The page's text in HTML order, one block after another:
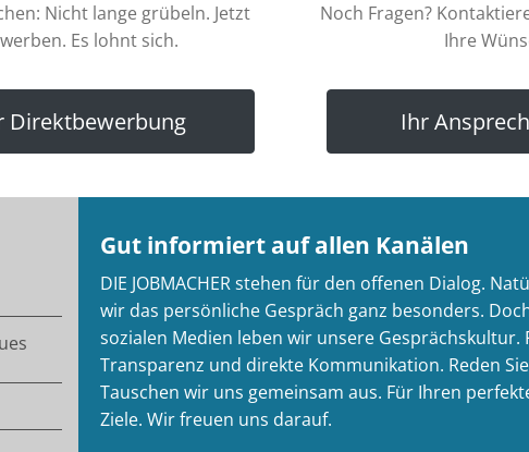
Nicht lange grübeln. Jetzt
Es lohnt sich.
Direktbewerbung
Noch Fragen?
Ihre
Ihr
Gut informiert auf allen Kanälen
DIE JOBMACHER stehen für den offenen Dialog.
wir das persönliche Gespräch ganz besonders.
sozialen Medien leben wir unsere Gesprächskultur.
Transparenz und direkte Kommunikation. Reden
Tauschen wir uns gemeinsam aus. Für Ihren
Ziele. Wir freuen uns darauf.